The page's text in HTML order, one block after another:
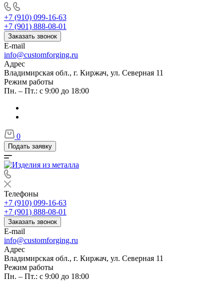
+7 (910) 099-16-63
+7 (901) 888-08-01
Заказать звонок
E-mail
info@customforging.ru
Адрес
Владимирская обл., г. Киржач, ул. Северная 11
Режим работы
Пн. – Пт.: с 9:00 до 18:00
0
Подать заявку
Телефоны
+7 (910) 099-16-63
+7 (901) 888-08-01
Заказать звонок
E-mail
info@customforging.ru
Адрес
Владимирская обл., г. Киржач, ул. Северная 11
Режим работы
Пн. – Пт.: с 9:00 до 18:00